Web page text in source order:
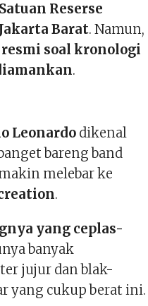
Satuan Reserse
Barat. Namun,
soal kronologi
.
Leonardo dikenal
bareng band
melebar ke
.
yang ceplas-
banyak
jujur dan blak-
yang cukup berat ini.